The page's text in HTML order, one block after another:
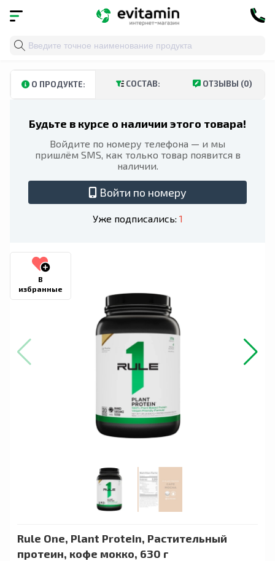
Главная Спортивное питание
О ПРОДУКТЕ: СОСТАВ: ОТЗЫВЫ (0)
Будьте в курсе о наличии этого товара!
Войдите по номеру телефона — и мы
пришлём SMS, как только товар появится в
наличии.
Войти по номеру
Уже подписались: 1
В
избранные
Rule One, Plant Protein, Растительный
протеин, кофе мокко, 630 г